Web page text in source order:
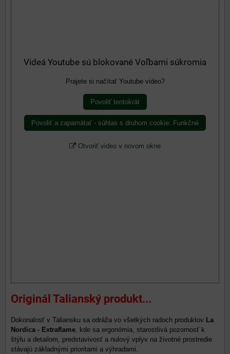
Videá Youtube sú blokované Voľbami súkromia
Prajete si načítať Youtube video?
Povoliť tentokrát
Povoliť a zapamätať - súhlas s druhom cookie: Funkčné
Otvoriť video v novom okne
Originál Talianský produkt...
Dokonalosť v Taliansku sa odráža vo všetkých radoch produktov La
Nordica - Extraflame , kde sa ergonómia, starostlivá pozornosť k
štýlu a detailom, predstavivosť a nulový vplyv na životné prostredie
stávajú základnými prioritami a výhradami.